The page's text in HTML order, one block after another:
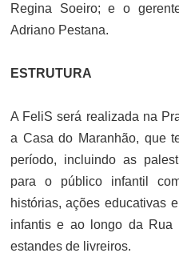
Regina Soeiro; e o
Adriano Pestana.
ESTRUTURA
A FeliS será realizada na
a Casa do Maranhão, que
período, incluindo as
para o público infantil
histórias, ações educativas
infantis e ao longo da Rua
estandes de livreiros.